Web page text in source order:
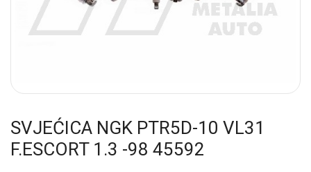
SVJEĆICA NGK PTR5D-10 VL31
F.ESCORT 1.3 -98 45592